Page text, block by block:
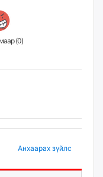
Үзэн ядмаар (0)
Анхаарах зүйлс